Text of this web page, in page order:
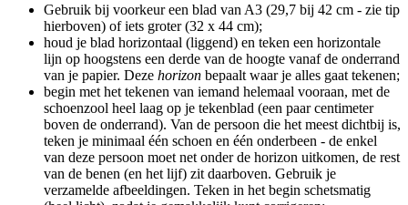
Gebruik bij voorkeur een blad van A3 (29,7 bij 42 cm - zie tip
hierboven) of iets groter (32 x 44 cm);
houd je blad horizontaal (liggend) en teken een horizontale
lijn op hoogstens een derde van de hoogte vanaf de onderrand
van je papier. Deze horizon bepaalt waar je alles gaat tekenen;
begin met het tekenen van iemand helemaal vooraan, met de
schoenzool heel laag op je tekenblad (een paar centimeter
boven de onderrand). Van de persoon die het meest dichtbij is,
teken je minimaal één schoen en één onderbeen - de enkel
van deze persoon moet net onder de horizon uitkomen, de rest
van de benen (en het lijf) zit daarboven. Gebruik je
verzamelde afbeeldingen. Teken in het begin schetsmatig